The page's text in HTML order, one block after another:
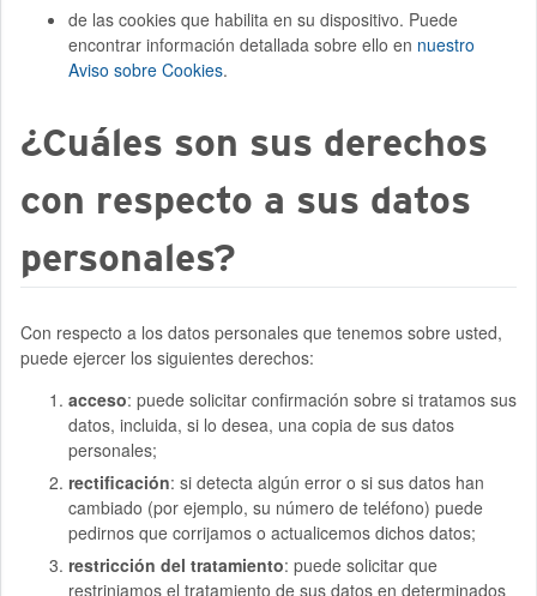
de las cookies que habilita en su dispositivo. Puede
encontrar información detallada sobre ello en nuestro
Aviso sobre Cookies.
¿Cuáles son sus derechos
con respecto a sus datos
personales?
Con respecto a los datos personales que tenemos sobre usted,
puede ejercer los siguientes derechos:
acceso: puede solicitar confirmación sobre si tratamos sus
datos, incluida, si lo desea, una copia de sus datos
personales;
rectificación: si detecta algún error o si sus datos han
cambiado (por ejemplo, su número de teléfono) puede
pedirnos que corrijamos o actualicemos dichos datos;
restricción del tratamiento: puede solicitar que
restrinjamos el tratamiento de sus datos en determinados